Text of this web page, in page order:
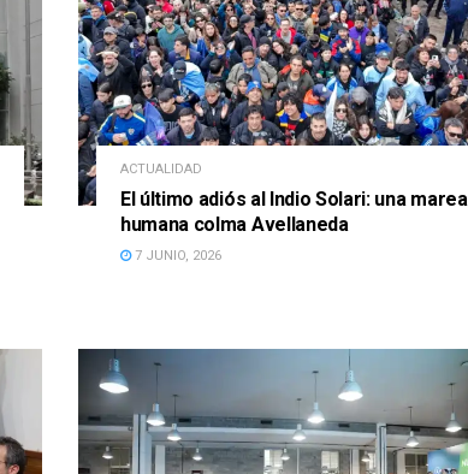
ACTUALIDAD
El último adiós al Indio Solari: una marea
humana colma Avellaneda
7 JUNIO, 2026